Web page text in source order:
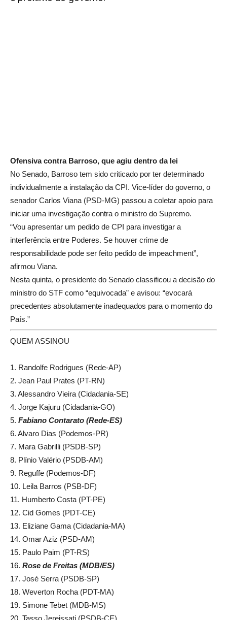
Ofensiva contra Barroso, que agiu dentro da lei
No Senado, Barroso tem sido criticado por ter determinado
individualmente a instalação da CPI. Vice-líder do governo, o
senador Carlos Viana (PSD-MG) passou a coletar apoio para
iniciar uma investigação contra o ministro do Supremo.
“Vou apresentar um pedido de CPI para investigar a
interferência entre Poderes. Se houver crime de
responsabilidade pode ser feito pedido de impeachment”,
afirmou Viana.
Nesta quinta, o presidente do Senado classificou a decisão do
ministro do STF como “equivocada” e avisou: “evocará
precedentes absolutamente inadequados para o momento do
País.”
QUEM ASSINOU
1. Randolfe Rodrigues (Rede-AP)
2. Jean Paul Prates (PT-RN)
3. Alessandro Vieira (Cidadania-SE)
4. Jorge Kajuru (Cidadania-GO)
5. Fabiano Contarato (Rede-ES)
6. Alvaro Dias (Podemos-PR)
7. Mara Gabrilli (PSDB-SP)
8. Plínio Valério (PSDB-AM)
9. Reguffe (Podemos-DF)
10. Leila Barros (PSB-DF)
11. Humberto Costa (PT-PE)
12. Cid Gomes (PDT-CE)
13. Eliziane Gama (Cidadania-MA)
14. Omar Aziz (PSD-AM)
15. Paulo Paim (PT-RS)
16. Rose de Freitas (MDB/ES)
17. José Serra (PSDB-SP)
18. Weverton Rocha (PDT-MA)
19. Simone Tebet (MDB-MS)
20. Tasso Jereissati (PSDB-CE)